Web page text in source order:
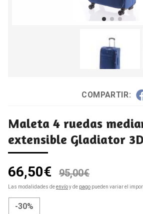
COMPARTIR:
Maleta 4 ruedas
extensible Gladiator
66,50€ 95,00€
Las modalidades deenvíoy de pago pueden variar el
-30%